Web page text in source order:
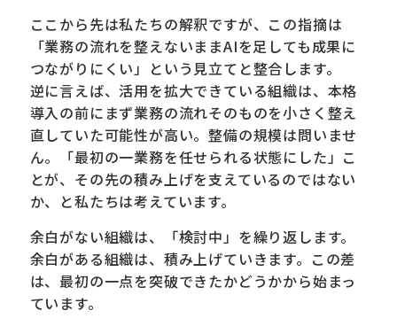
ここから先は私たちの解釈ですが、この指摘は
「業務の流れを整えないままAIを足しても成果に
つながりにくい」という見立てと整合します。
逆に言えば、活用を拡大できている組織は、本格
導入の前にまず業務の流れそのものを小さく整え
直していた可能性が高い。整備の規模は問いませ
ん。「最初の一業務を任せられる状態にした」こ
とが、その先の積み上げを支えているのではない
か、と私たちは考えています。
余白がない組織は、「検討中」を繰り返します。
余白がある組織は、積み上げていきます。この差
は、最初の一点を突破できたかどうかから始まっ
ています。